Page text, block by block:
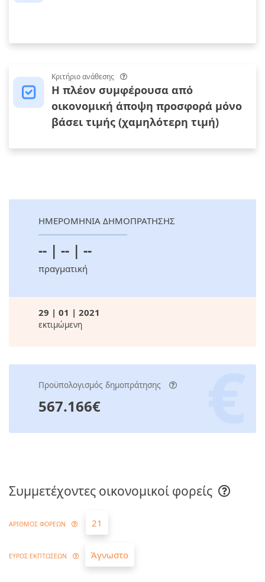
Κριτήριο ανάθεσης
Η πλέον συμφέρουσα από
οικονομική άποψη προσφορά μόνο
βάσει τιμής (χαμηλότερη τιμή)
ΗΜΕΡΟΜΗΝΙΑ ΔΗΜΟΠΡΑΤΗΣΗΣ
-- | -- | --
πραγματική
29 | 01 | 2021
εκτιμώμενη
Προϋπολογισμός δημοπράτησης
567.166€
Συμμετέχοντες οικονομικοί φορείς
ΑΡΙΘΜΟΣ ΦΟΡΕΩΝ 21
ΕΥΡΟΣ ΕΚΠΤΩΣΕΩΝ Άγνωστο